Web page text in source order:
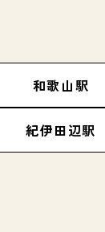
和歌山駅
紀伊田辺駅